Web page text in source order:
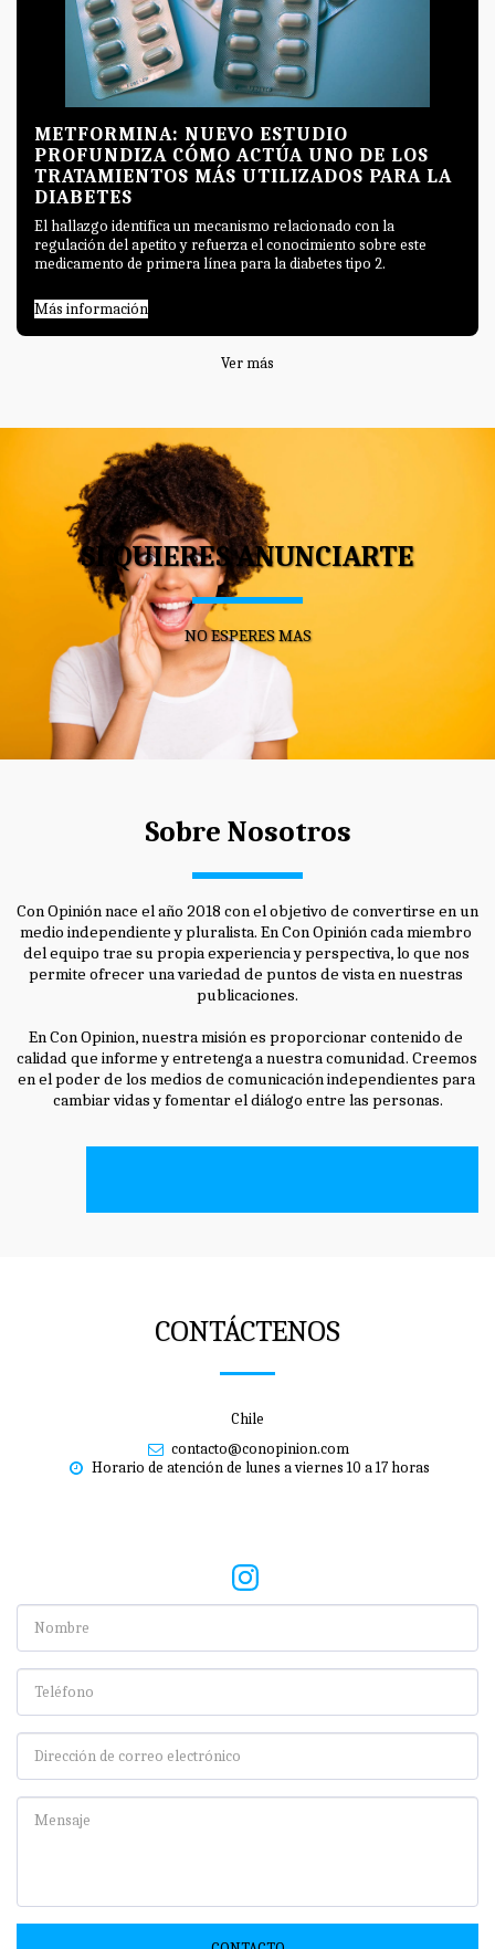
METFORMINA: NUEVO ESTUDIO
PROFUNDIZA CÓMO ACTÚA UNO DE LOS
TRATAMIENTOS MÁS UTILIZADOS PARA LA
DIABETES
El hallazgo identifica un mecanismo relacionado con la
regulación del apetito y refuerza el conocimiento sobre este
medicamento de primera línea para la diabetes tipo 2.
Más información
Ver más
SI QUIERES ANUNCIARTE
NO ESPERES MAS
Sobre Nosotros
Con Opinión nace el año 2018 con el objetivo de convertirse en un
medio independiente y pluralista. En Con Opinión cada miembro
del equipo trae su propia experiencia y perspectiva, lo que nos
permite ofrecer una variedad de puntos de vista en nuestras
publicaciones.
En Con Opinion, nuestra misión es proporcionar contenido de
calidad que informe y entretenga a nuestra comunidad. Creemos
en el poder de los medios de comunicación independientes para
cambiar vidas y fomentar el diálogo entre las personas.
CONTÁCTENOS
Chile
contacto@conopinion.com
Horario de atención de lunes a viernes 10 a 17 horas